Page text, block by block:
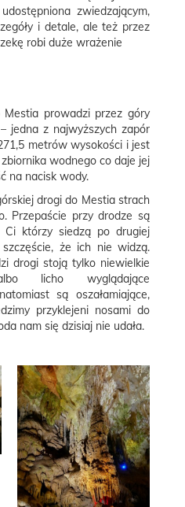
zwiedzającym,
i detale, ale też przez
robi duże wrażenie
prowadzi przez góry
jedna z najwyższych zapór
metrów wysokości i jest
wodnego co daje jej
na nacisk wody.
drogi do Mestia strach
Przepaście przy drodze są
którzy siedzą po drugiej
że ich nie widzą.
drogi stoją tylko niewielkie
licho wyglądające
są oszałamiające,
przyklejeni nosami do
nam się dzisiaj nie udała.